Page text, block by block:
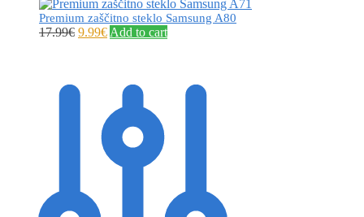
Premium zaščitno steklo Samsung A80
17.99€ 9.99€ Add to cart